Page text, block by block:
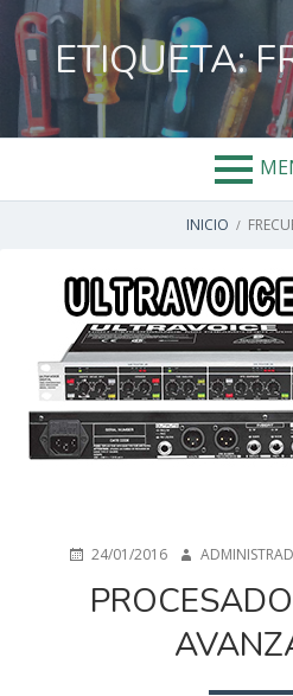
Salta
contenidoETIQUETA:
DE
AYUDA
A
LA
NAVEGACIÓN
INICIO
PUBLICADO
24/01/2016 AUTOR